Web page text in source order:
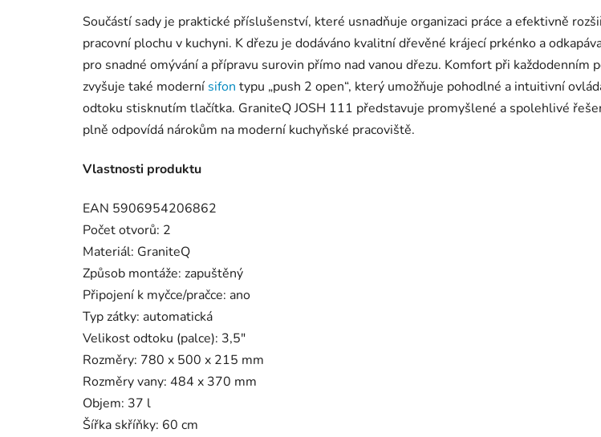
Součástí sady je praktické příslušenství, které usnadňuje organizaci práce a efektivně
pracovní plochu v kuchyni. K dřezu je dodáváno kvalitní dřevěné krájecí prkénko a
pro snadné omývání a přípravu surovin přímo nad vanou dřezu. Komfort při každodenním
zvyšuje také moderní sifon typu „push 2 open“, který umožňuje pohodlné a intuitivní
odtoku stisknutím tlačítka. GraniteQ JOSH 111 představuje promyšlené a spolehlivé
plně odpovídá nárokům na moderní kuchyňské pracoviště.
Vlastnosti produktu
EAN 5906954206862
Počet otvorů: 2
Materiál: GraniteQ
Způsob montáže: zapuštěný
Připojení k myčce/pračce: ano
Typ zátky: automatická
Velikost odtoku (palce): 3,5"
Rozměry: 780 x 500 x 215 mm
Rozměry vany: 484 x 370 mm
Objem: 37 l
Šířka skříňky: 60 cm